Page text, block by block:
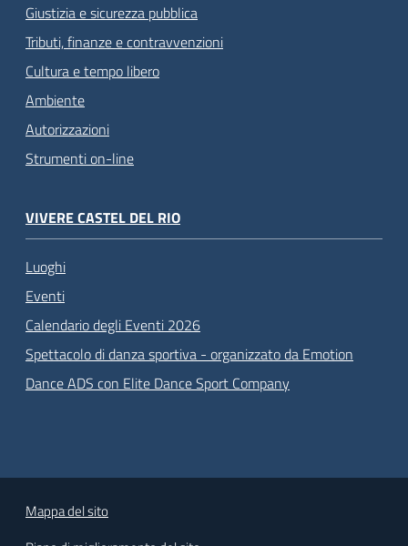
Giustizia e sicurezza pubblica
Tributi, finanze e contravvenzioni
Cultura e tempo libero
Ambiente
Autorizzazioni
Strumenti on-line
VIVERE CASTEL DEL RIO
Luoghi
Eventi
Calendario degli Eventi 2026
Spettacolo di danza sportiva - organizzato da Emotion
Dance ADS con Elite Dance Sport Company
Mappa del sito